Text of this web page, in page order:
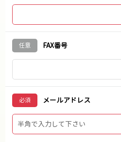
FAX番号
メールアドレス